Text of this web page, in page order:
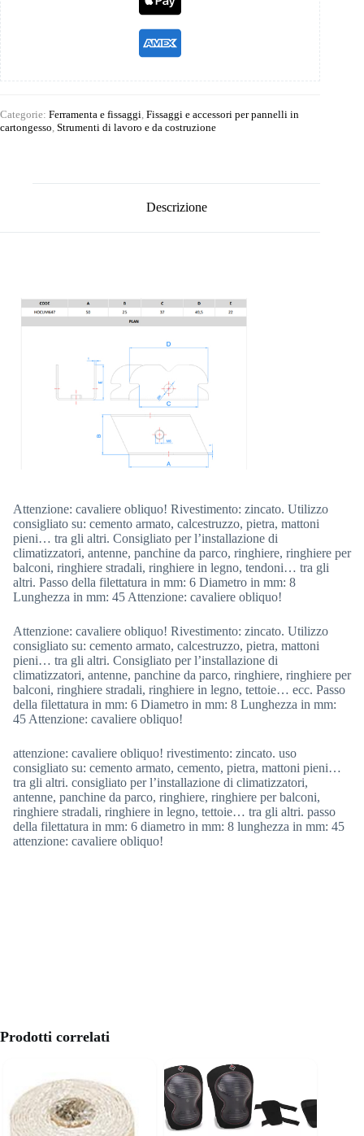
Categorie: Ferramenta e fissaggi Fissaggi e accessori per pannelli in
cartongesso Strumenti di lavoro e da costruzione
Descrizione
Attenzione: cavaliere obliquo! Rivestimento: zincato. Utilizzo
consigliato su: cemento armato, calcestruzzo, pietra, mattoni
pieni… tra gli altri. Consigliato per l’installazione di
climatizzatori, antenne, panchine da parco, ringhiere, ringhiere per
balconi, ringhiere stradali, ringhiere in legno, tendoni… tra gli
altri. Passo della filettatura in mm: 6 Diametro in mm: 8
Lunghezza in mm: 45 Attenzione: cavaliere obliquo!
Attenzione: cavaliere obliquo! Rivestimento: zincato. Utilizzo
consigliato su: cemento armato, calcestruzzo, pietra, mattoni
pieni… tra gli altri. Consigliato per l’installazione di
climatizzatori, antenne, panchine da parco, ringhiere, ringhiere per
balconi, ringhiere stradali, ringhiere in legno, tettoie… ecc. Passo
della filettatura in mm: 6 Diametro in mm: 8 Lunghezza in mm:
45 Attenzione: cavaliere obliquo!
attenzione: cavaliere obliquo! rivestimento: zincato. uso
consigliato su: cemento armato, cemento, pietra, mattoni pieni…
tra gli altri. consigliato per l’installazione di climatizzatori,
antenne, panchine da parco, ringhiere, ringhiere per balconi,
ringhiere stradali, ringhiere in legno, tettoie… tra gli altri. passo
della filettatura in mm: 6 diametro in mm: 8 lunghezza in mm: 45
attenzione: cavaliere obliquo!
Prodotti correlati